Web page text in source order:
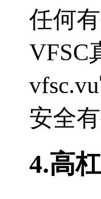
任何
VFSC
安全
4.高